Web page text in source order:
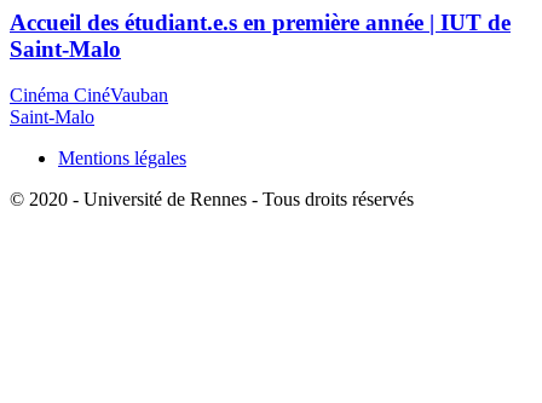
Accueil des étudiant.e.s en première année | IUT de
Saint-Malo
Cinéma CinéVauban
Saint-Malo
Mentions légales
© 2020 - Université de Rennes - Tous droits réservés